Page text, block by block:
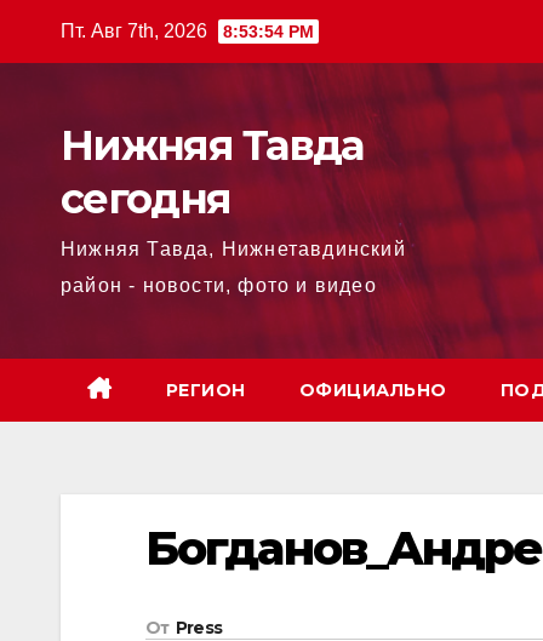
Пт. Авг 7th, 2026 8:53:54 PM
Нижняя Тавда
сегодня
Нижняя Тавда, Нижнетавдинский
район - новости, фото и видео
РЕГИОН ОФИЦИАЛЬНО
От Press